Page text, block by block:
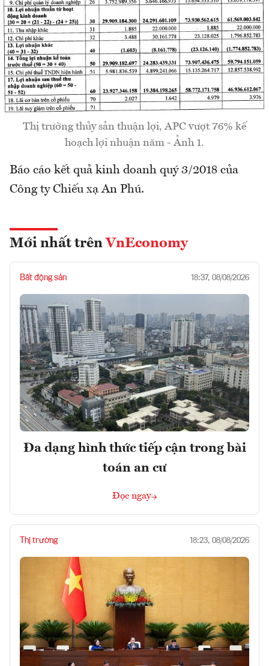
Thị trường thủy sản thuận lợi, APC vượt 76% kế
hoạch lợi nhuận năm - Ảnh 1.
Báo cáo kết quả kinh doanh quý 3/2018 của
Công ty Chiếu xạ An Phú.
Mới nhất trên VnEconomy
Bất động sản 18:37, 08/08/2026
Đa dạng hình thức tiếp cận trong bài
toán an cư
Đọc ngay
Thị trường 18:23, 08/08/2026